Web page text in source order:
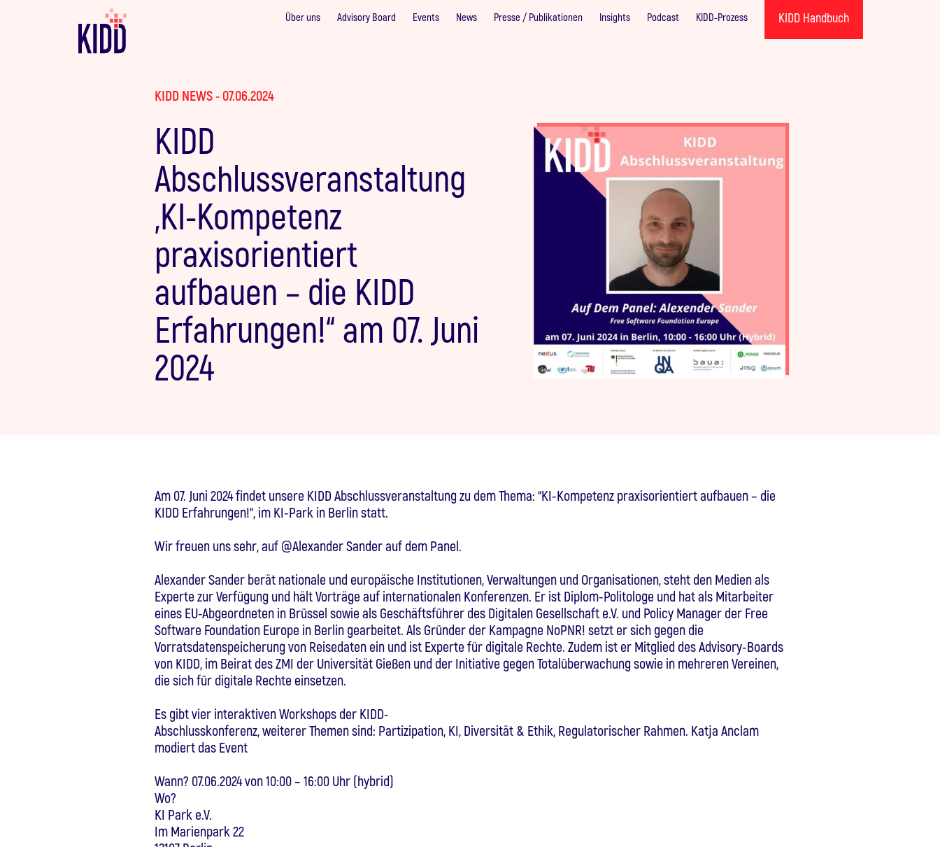
Über uns Advisory Board Events News Presse / Publikationen Insights Podcast KIDD-Prozess KIDD Handbuch
KIDD NEWS - 07.06.2024
KIDD
Abschlussveranstaltung
„KI-Kompetenz
praxisorientiert
aufbauen – die KIDD
Erfahrungen!“ am 07. Juni
2024
Am 07. Juni 2024 findet unsere KIDD Abschlussveranstaltung zu dem Thema: “KI-Kompetenz praxisorientiert aufbauen – die
KIDD Erfahrungen!“, im KI-Park in Berlin statt.
Wir freuen uns sehr, auf @Alexander Sander auf dem Panel.
Alexander Sander berät nationale und europäische Institutionen, Verwaltungen und Organisationen, steht den Medien als
Experte zur Verfügung und hält Vorträge auf internationalen Konferenzen. Er ist Diplom-Politologe und hat als Mitarbeiter
eines EU-Abgeordneten in Brüssel sowie als Geschäftsführer des Digitalen Gesellschaft e.V. und Policy Manager der Free
Software Foundation Europe in Berlin gearbeitet. Als Gründer der Kampagne NoPNR! setzt er sich gegen die
Vorratsdatenspeicherung von Reisedaten ein und ist Experte für digitale Rechte. Zudem ist er Mitglied des Advisory-Boards
von KIDD, im Beirat des ZMI der Universität Gießen und der Initiative gegen Totalüberwachung sowie in mehreren Vereinen,
die sich für digitale Rechte einsetzen.
Es gibt vier interaktiven Workshops der KIDD-
Abschlusskonferenz, weiterer Themen sind: Partizipation, KI, Diversität & Ethik, Regulatorischer Rahmen. Katja Anclam
modiert das Event
Wann? 07.06.2024 von 10:00 – 16:00 Uhr (hybrid)
Wo?
KI Park e.V.
Im Marienpark 22